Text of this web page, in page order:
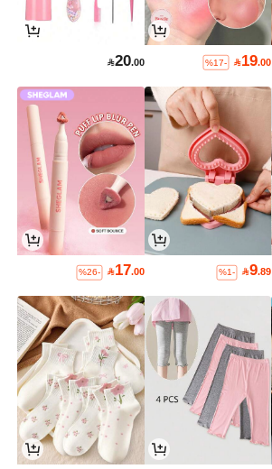
19.00
%17-
20.00
9.89
%1-
17.00
%26-